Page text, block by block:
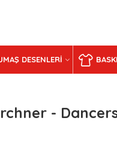
DESENLERI
-